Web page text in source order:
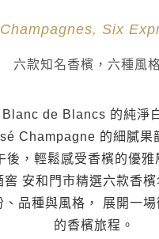
Six
六款知名香檳，六種風
de Blancs 的純淨
Champagne 的細膩果
後，輕鬆感受香檳的優雅
窖 安和門市精選六款香檳
、品種與風格， 展開一場
的香檳旅程。